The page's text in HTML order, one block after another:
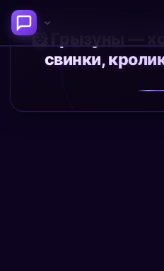
Последние темы
🐹 Грызуны —
свинки,